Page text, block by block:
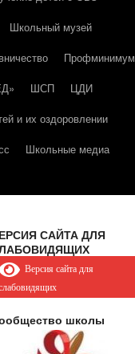
Школьный музей
Профминимум
ШСП
ЦДИ
и их оздоровлении
Школьные медиа
САЙТА ДЛЯ
Версия сайта для
школы